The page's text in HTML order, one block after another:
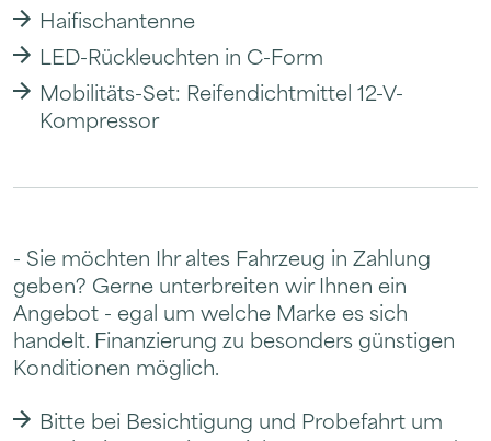
Haifischantenne
LED-Rückleuchten in C-Form
Mobilitäts-Set: Reifendichtmittel 12-V-
Kompressor
- Sie möchten Ihr altes Fahrzeug in Zahlung
geben? Gerne unterbreiten wir Ihnen ein
Angebot - egal um welche Marke es sich
handelt. Finanzierung zu besonders günstigen
Konditionen möglich.
Bitte bei Besichtigung und Probefahrt um